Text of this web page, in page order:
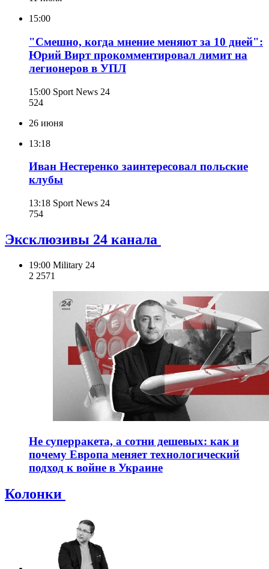
15:00
"Смешно, когда мнение меняют за 10 дней":
Юрий Вирт прокомментировал лимит на
легионеров в УПЛ
15:00 Sport News 24
524
26 июня
13:18
Иван Нестеренко заинтересовал польские
клубы
13:18 Sport News 24
754
Эксклюзивы 24 канала
19:00 Military 24
2 2571
Не суперракета, а сотни дешевых: как и
почему Европа меняет технологический
подход к войне в Украине
Колонки